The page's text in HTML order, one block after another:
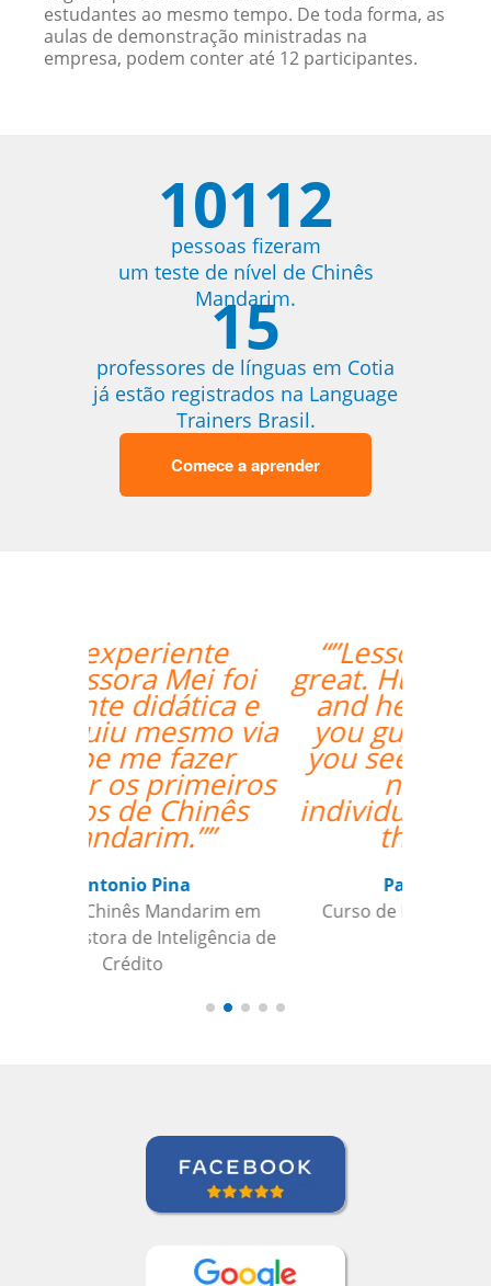
estudantes ao mesmo tempo. De toda forma, as
aulas de demonstração ministradas na
empresa, podem conter até 12 participantes.
10112
pessoas fizeram
um teste de nível de Chinês
Mandarim.
15
professores de línguas em Cotia
já estão registrados na Language
Trainers Brasil.
Comece a aprender
“”Lessons are going
great. Hugo is very nice
and helpful. I found
you guys online and
you seemed to fit my
needs for
individualized training
the best.””
Paul Rombach
Curso de Português em Recife